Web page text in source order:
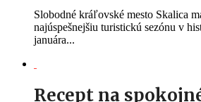
Slobodné kráľovské mesto Skalica
najúspešnejšiu turistickú sezónu v
januára...
Recept na